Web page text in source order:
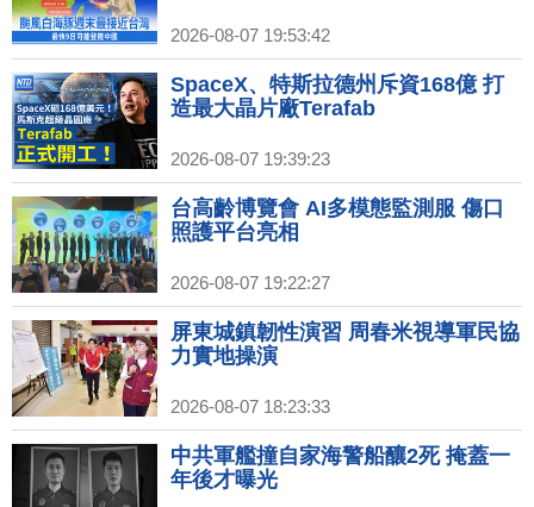
2026-08-07 19:53:42
SpaceX、特斯拉德州斥資168億 打
造最大晶片廠Terafab
2026-08-07 19:39:23
台高齡博覽會 AI多模態監測服 傷口
照護平台亮相
2026-08-07 19:22:27
屏東城鎮韌性演習 周春米視導軍民協
力實地操演
2026-08-07 18:23:33
中共軍艦撞自家海警船釀2死 掩蓋一
年後才曝光